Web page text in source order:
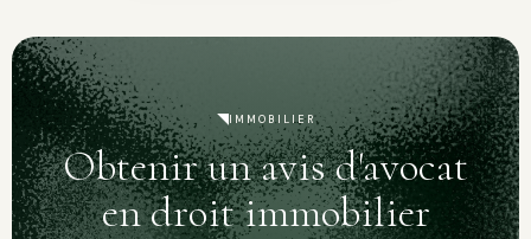
IMMOBILIER
Obtenir un avis d'avocat
en droit immobilier